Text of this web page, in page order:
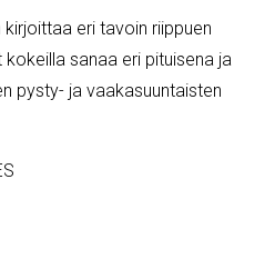
kirjoittaa eri tavoin riippuen
sanaa eri pituisena ja
pysty- ja vaakasuuntaisten